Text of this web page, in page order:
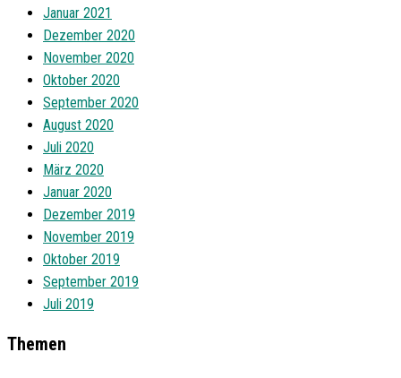
Januar 2021
Dezember 2020
November 2020
Oktober 2020
September 2020
August 2020
Juli 2020
März 2020
Januar 2020
Dezember 2019
November 2019
Oktober 2019
September 2019
Juli 2019
Themen